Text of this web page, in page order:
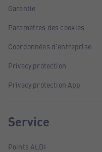
Garantie
Paramètres des cookies
Coordonnées d'entreprise
Privacy protection
Privacy protection App
Service
Points ALDI